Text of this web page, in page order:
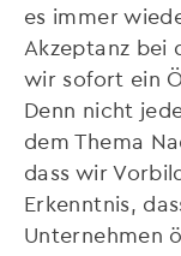
es immer
Akzeptanz bei
wir sofort ein
Denn nicht
dem Thema
dass wir
Erkenntnis,
Unternehmen